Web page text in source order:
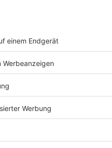
gesteigerte
Risiken in die
für das
(erscheint in
unterliegen.